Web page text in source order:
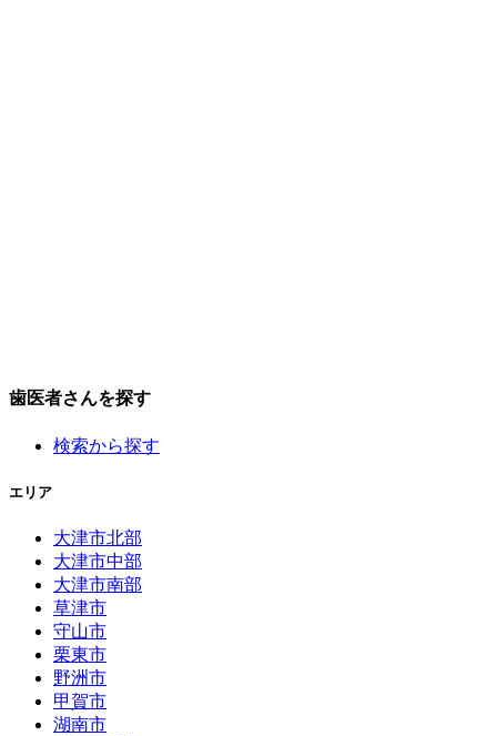
歯医者さんを探す
検索から探す
エリア
大津市北部
大津市中部
大津市南部
草津市
守山市
栗東市
野洲市
甲賀市
湖南市